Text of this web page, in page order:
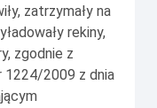
zatrzymały na
rekiny,
zgodnie z
1224/2009 z dnia